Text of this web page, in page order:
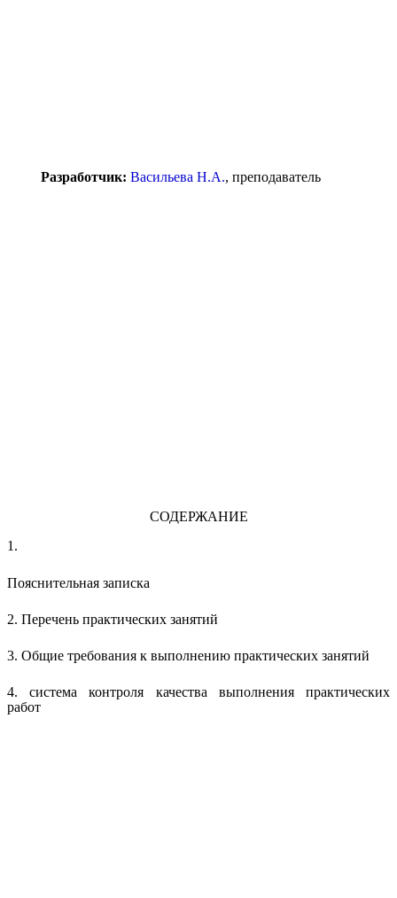
Разработчик: Васильева Н.А., преподаватель
СОДЕРЖАНИЕ
1.
Пояснительная записка
2. Перечень практических занятий
3. Общие требования к выполнению практических занятий
4.система контроля качества выполнения практических
работ